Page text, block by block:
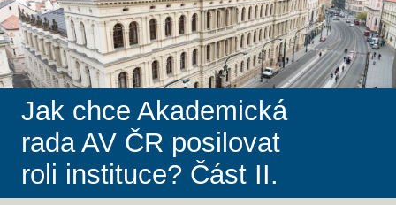
Jak chce Akademická
rada AV ČR posilovat
roli instituce? Část II.